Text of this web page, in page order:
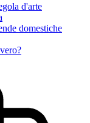
d'arte
domestiche